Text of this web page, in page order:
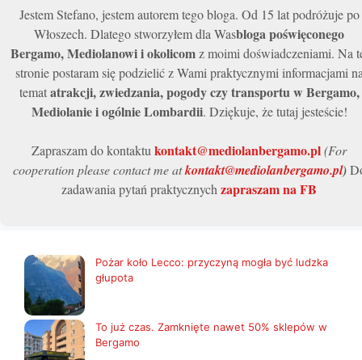
Jestem Stefano, jestem autorem tego bloga. Od 15 lat podróżuje po
Włoszech. Dlatego stworzyłem dla Wasbloga poświęconego
Bergamo, Mediolanowi i okolicomz moimi doświadczeniami. Na
stronie postaram się podzielić z Wami praktycznymi informacjami
tematatrakcji, zwiedzania, pogody czy transportu w Bergamo,
Mediolanie i ogólnie Lombardii. Dziękuje, że tutaj jesteście!
Zapraszam do kontaktu kontakt@mediolanbergamo.pl(For
cooperation please contact me atkontakt@mediolanbergamo.pl)
zadawania pytań praktycznych zapraszam na FB
Pożar koło Lecco: przyczyną mogła być ludzka
głupota
To już czas. Zamknięte nawet 50% sklepów w
Bergamo